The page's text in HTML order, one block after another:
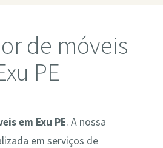
de móveis
PE
em Exu PE. A nossa
em serviços de